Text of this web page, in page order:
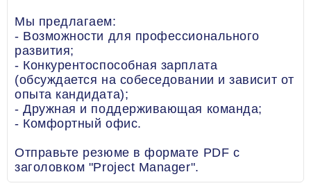
Мы предлагаем:
- Возможности для профессионального
развития;
- Конкурентоспособная зарплата
(обсуждается на собеседовании и зависит от
опыта кандидата);
- Дружная и поддерживающая команда;
- Комфортный офис.
Отправьте резюме в формате PDF с
заголовком "Project Manager".